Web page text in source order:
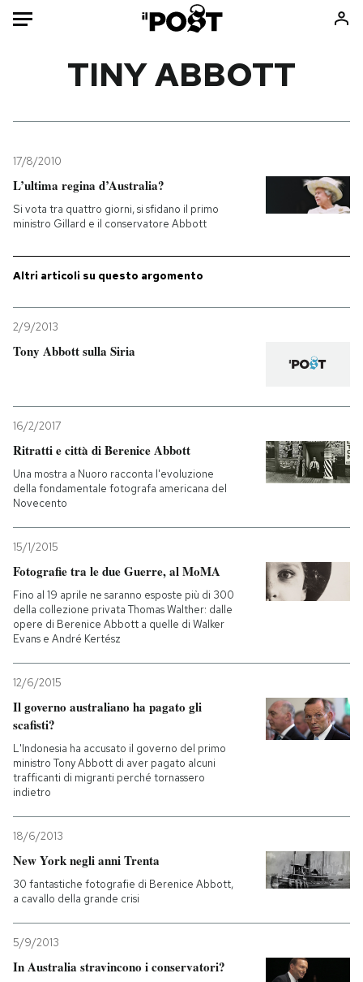
Mondo
Politica
Tecnologia
Internet
Scienza
Cultura
Sport
Storie/Idee
Ok Boomer!
Media
NEWSLETTER
I MIEI PREFERITI
CALENDARIO
AREA PERSONALE
TINY ABBOTT
17/8/2010
L’ultima regina d’Australia?
Si vota tra quattro giorni, si sfidano il primo
ministro Gillard e il conservatore Abbott
Altri articoli su questo argomento
2/9/2013
Tony Abbott sulla Siria
16/2/2017
Ritratti e città di Berenice Abbott
Una mostra a Nuoro racconta l'evoluzione
della fondamentale fotografa americana del
Novecento
15/1/2015
Fotografie tra le due Guerre, al MoMA
Fino al 19 aprile ne saranno esposte più di 300
della collezione privata Thomas Walther: dalle
opere di Berenice Abbott a quelle di Walker
Evans e André Kertész
12/6/2015
Il governo australiano ha pagato gli
scafisti?
L'Indonesia ha accusato il governo del primo
ministro Tony Abbott di aver pagato alcuni
trafficanti di migranti perché tornassero
indietro
18/6/2013
New York negli anni Trenta
30 fantastiche fotografie di Berenice Abbott,
a cavallo della grande crisi
5/9/2013
In Australia stravincono i conservatori?